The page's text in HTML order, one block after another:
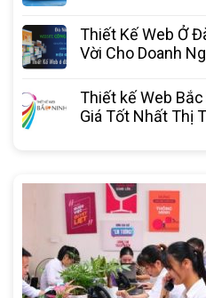
Thiết Kế Web Ở
Vời Cho Doanh
Thiết kế Web
Giá Tốt Nhất Thị